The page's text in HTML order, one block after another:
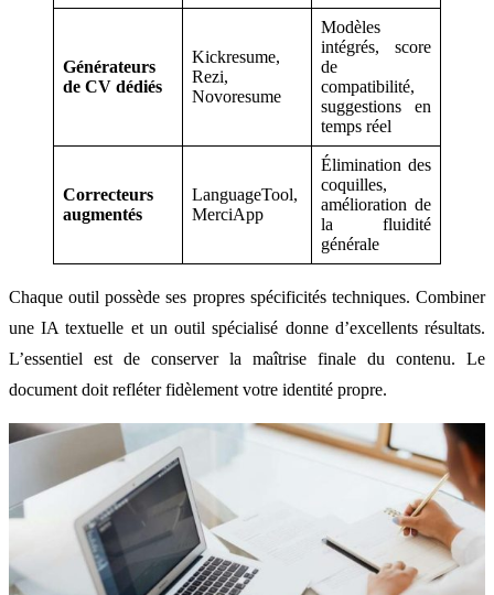
Générateurs
de CV dédiés
Kickresume,
Rezi,
Novoresume
Modèles
intégrés, score
de
compatibilité,
suggestions en
temps réel
Correcteurs
augmentés
LanguageTool,
MerciApp
Élimination des
coquilles,
amélioration de
la fluidité
générale
Chaque outil possède ses propres spécificités techniques. Combiner
une IA textuelle et un outil spécialisé donne d’excellents résultats.
L’essentiel est de conserver la maîtrise finale du contenu. Le
document doit refléter fidèlement votre identité propre.